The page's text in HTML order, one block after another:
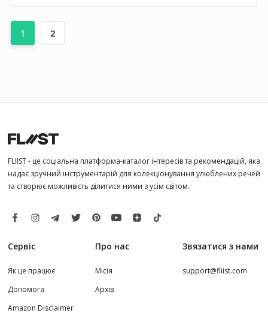
1 2
FLIIST - це соціальна платформа-каталог інтересів та рекомендацій, яка
надає зручний інструментарій для колекціонування улюблених речей
та створює можливість ділитися ними з усім світом.
Сервіс
Як це працює
Допомога
Amazon Disclaimer
Про нас
Місія
Архів
Звязатися з нами
support@fliist.com